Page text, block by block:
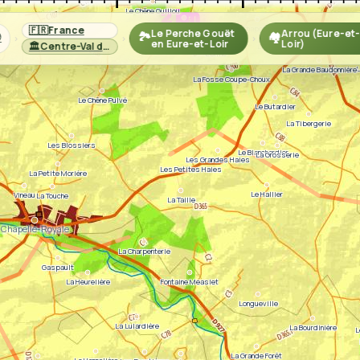
Chapelle-Royale
Les Petites Haies
Le Hallier
La Chaponnière
La Grande Baudonnière
La Touche
Fontaine Measlet
La Bourdinière
Gaspault
La Grosserie
La Haudotière
La Heurelière
Les Blossiers
La Tibergerie
Le Chêne Pulvé
L'Orme
Le Blanchardier
La Taille
Vineau
La Fosse Coupe-Choux
La Charpenterie
La Lulardière
Le Butardier
Le Chêne Guillou
La Petite Morière
La Grande Forêt
Longueville
Les Grandes Haies
›
🇫🇷France
🏛️
Centre-Val de Loire
› 🏞️Le Perche Gouët
en Eure-et-Loir › 🏘️Arrou (Eure-et-
Loir)